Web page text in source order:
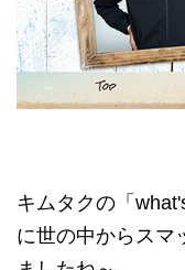
キムタクの「
に世の中からスマ